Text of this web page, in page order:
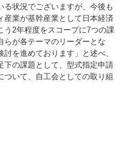
る状況でございますが、今後も
産業が基幹産業として日本経済
う2年程度をスコープに7つの課
らが各テーマのリーダーとな
討を進めております」と述べ、
下の課題として、型式指定申請
ついて、自工会としての取り組